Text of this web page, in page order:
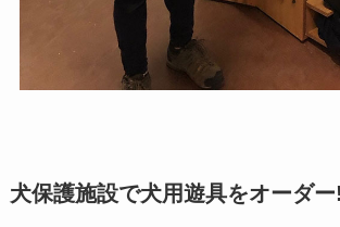
犬保護施設で犬用遊具をオーダー